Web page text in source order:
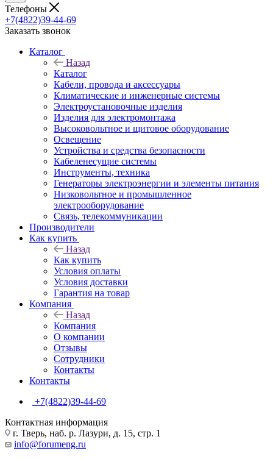
Телефоны
+7(4822)39-44-69
Заказать звонок
Каталог
Назад
Каталог
Кабели, провода и аксессуары
Климатические и инженерные системы
Электроустановочные изделия
Изделия для электромонтажа
Высоковольтное и щитовое оборудование
Освещение
Устройства и средства безопасности
Кабеленесущие системы
Инструменты, техника
Генераторы электроэнергии и элементы питания
Низковольтное и промышленное
электрооборудование
Связь, телекоммуникации
Производители
Как купить
Назад
Как купить
Условия оплаты
Условия доставки
Гарантия на товар
Компания
Назад
Компания
О компании
Отзывы
Сотрудники
Контакты
Контакты
+7(4822)39-44-69
Контактная информация
г. Тверь, наб. р. Лазури, д. 15, стр. 1
info@forumeng.ru